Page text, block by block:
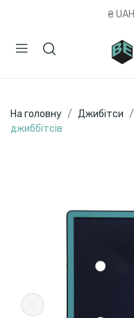
₴ UAH
На головну Джибітси
джиббітсів